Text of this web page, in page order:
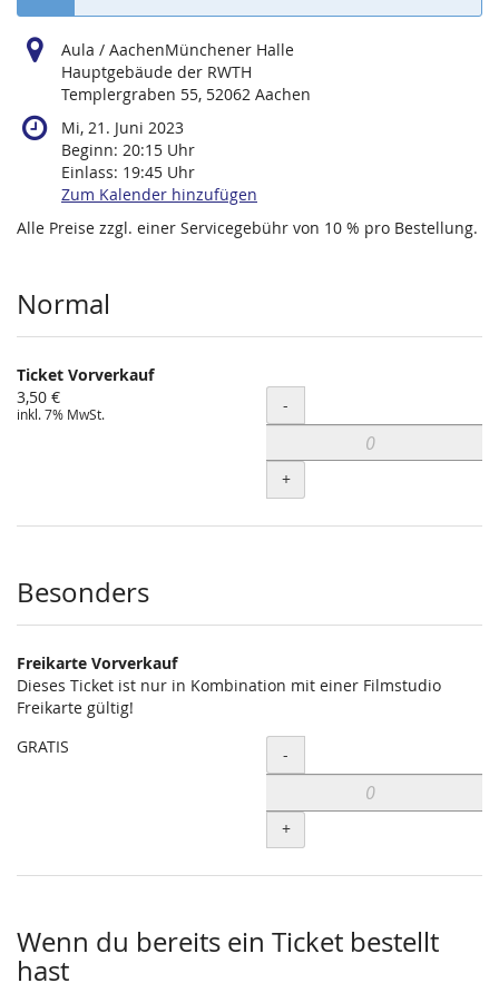
Aula / AachenMünchener Halle
Hauptgebäude der RWTH
Templergraben 55, 52062 Aachen
Mi, 21. Juni 2023
Beginn: 20:15 Uhr
Einlass: 19:45 Uhr
Zum Kalender hinzufügen
Alle Preise zzgl. einer Servicegebühr von 10 % pro Bestellung.
Produkte
Normal
Ticket Vorverkauf
3,50 €
inkl. 7% MwSt. Menge
-
+
Besonders
Freikarte Vorverkauf
Dieses Ticket ist nur in Kombination mit einer Filmstudio
Freikarte gültig!
GRATIS
Menge
-
+
Wenn du bereits ein Ticket bestellt
hast